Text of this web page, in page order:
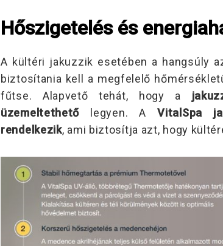
Hőszigetelés és
A kültéri jakuzzik esetében a hangsúly
biztosítania kell a megfelelő
fűtse. Alapvető tehát, hogy a
üzemeltethető legyen. AVitalSpa
rendelkezik, ami biztosítja azt, hogy